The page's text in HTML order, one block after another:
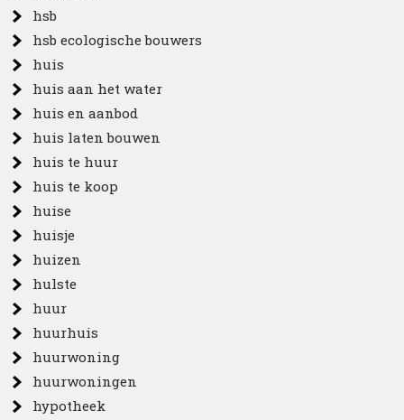
hsb
hsb ecologische bouwers
huis
huis aan het water
huis en aanbod
huis laten bouwen
huis te huur
huis te koop
huise
huisje
huizen
hulste
huur
huurhuis
huurwoning
huurwoningen
hypotheek